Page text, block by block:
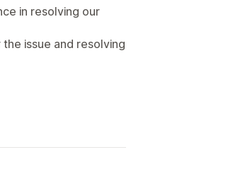
in resolving our
issue and resolving